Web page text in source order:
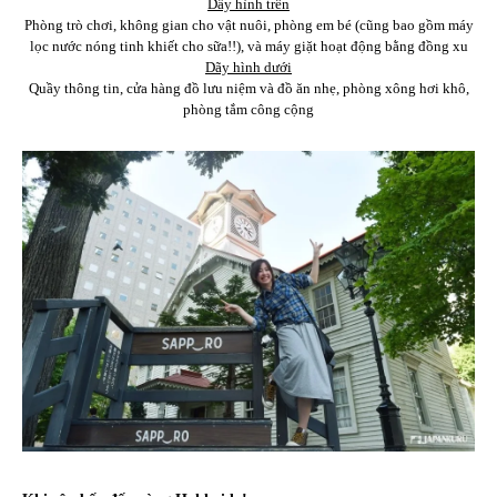
Dẫy hình trên
Phòng trò chơi, không gian cho vật nuôi, phòng em bé (cũng bao gồm máy
lọc nước nóng tinh khiết cho sữa!!), và máy giặt hoạt động bằng đồng xu
Dãy hình dưới
Quầy thông tin, cửa hàng đồ lưu niệm và đồ ăn nhẹ, phòng xông hơi khô,
phòng tắm công cộng